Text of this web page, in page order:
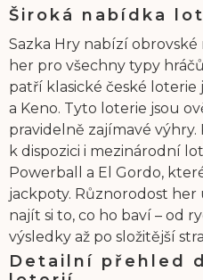
Široká nabídka
Sazka Hry nabízí
her pro všechny typy
patří klasické české
a Keno. Tyto loterie jsou
pravidelně zajímavé
k dispozici i mezinárodní
Powerball a El Gordo,
jackpoty. Různorodost
najít si to, co ho baví – od
výsledky až po složitější
Detailní přehled